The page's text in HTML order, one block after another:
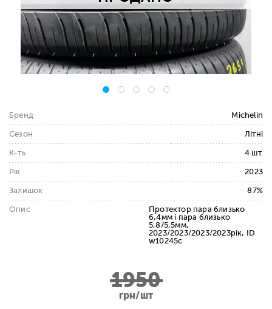
Бренд Michelin
Сезон Літні
К-ть 4 шт.
Рік 2023
Залишок 87%
Опис
Протектор пара близько
6,4мм і пара близько
5,8/5,5мм,
2023/2023/2023/2023рік, ID
w10245c
1950
грн/шт